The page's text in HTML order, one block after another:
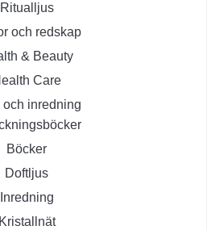
Ritualljus
och redskap
& Beauty
Care
och inredning
Böcker
Doftljus
Inredning
Kristallnät